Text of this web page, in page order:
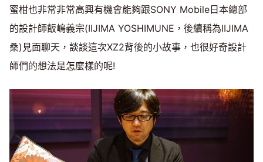
蜜柑也非常非常高興有機會能夠跟SONY Mobile日本總部
的設計師飯嶋義宗(IIJIMA YOSHIMUNE，後續稱為IIJIMA
桑)見面聊天，談談這次XZ2背後的小故事，也很好奇設計
師們的想法是怎麼樣的呢!